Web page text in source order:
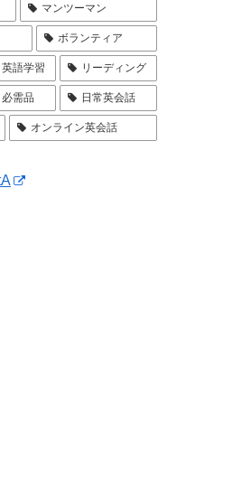
マンツーマン
ボランティア
英語学習 リーディング
必需品 日常英会話
オンライン英会話